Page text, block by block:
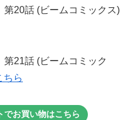
第20話 (ビームコミックス)
21話 (ビームコミック
ちら
お買い物はこちら